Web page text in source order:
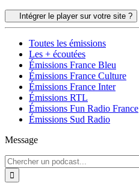
Intégrer le player sur votre site ?
Toutes les émissions
Les + écoutées
Émissions France Bleu
Émissions France Culture
Émissions France Inter
Émissions RTL
Émissions Fun Radio France
Émissions Sud Radio
Message